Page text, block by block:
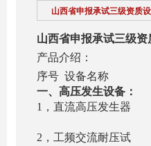
山西省申报承试三级资质
山西省申报承试三级资
产品介绍：
序号 设备
一、高压发生设备：
1，直流高压发生
2，工频交流耐压试